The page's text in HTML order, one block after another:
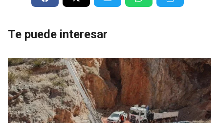
Te puede interesar